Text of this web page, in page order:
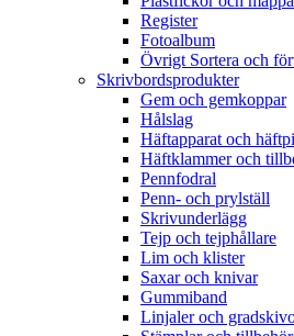
Register
Fotoalbum
Övrigt Sortera och
Skrivbordsprodukter
Gem och gemkoppar
Hålslag
Häftapparat och
Häftklammer och
Pennfodral
Penn- och prylställ
Skrivunderlägg
Tejp och tejphållare
Lim och klister
Saxar och knivar
Gummiband
Linjaler och